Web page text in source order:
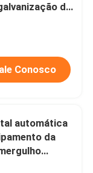
do
Conosco
automática
da